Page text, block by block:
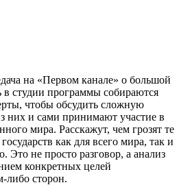
на «Первом канале» о большой
студии программы собираются
чтобы обсудить сложную
них и сами принимают участие в
мира. Расскажут, чем грозят те
как для всего мира, так и
Это не просто разговор, а анализ
конкретных целей
либо сторон.